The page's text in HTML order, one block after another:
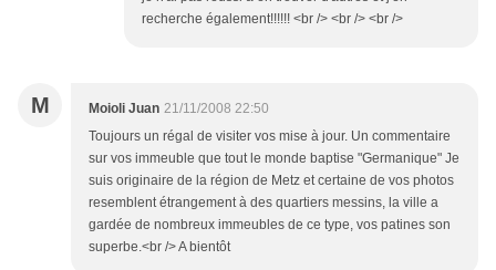
recherche également!!!!!! <br /> <br /> <br />
M Moioli Juan 21/11/2008 22:50
Toujours un régal de visiter vos mise à jour. Un commentaire
sur vos immeuble que tout le monde baptise "Germanique" Je
suis originaire de la région de Metz et certaine de vos photos
resemblent étrangement à des quartiers messins, la ville a
gardée de nombreux immeubles de ce type, vos patines son
superbe.<br /> A bientôt